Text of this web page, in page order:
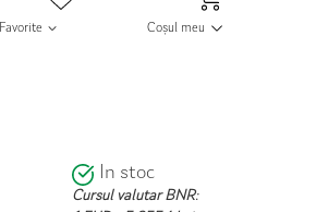
Favorite Coșul meu
In stoc
Cursul valutar BNR: